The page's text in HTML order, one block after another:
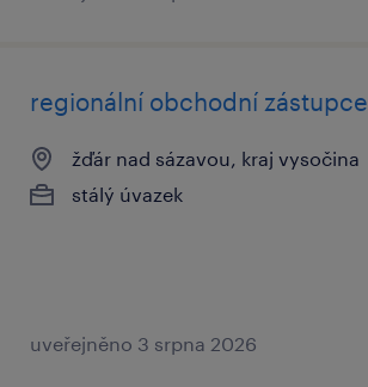
regionální obchodní
žďár nad sázavou, kraj vysočina
stálý úvazek
uveřejněno 3 srpna 2026